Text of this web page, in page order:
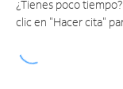
¿Tienes poco
clic en "Hacer cita"